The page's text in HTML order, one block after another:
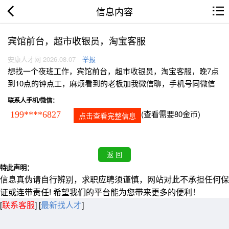
信息内容
宾馆前台，超市收银员，淘宝客服
安康人才网 2026.08.07 举报
想找一个夜班工作，宾馆前台，超市收银员，淘宝客服，晚7点
到10点的钟点工，麻烦看到的老板加我微信聊，手机号同微信
联系人手机/微信：
199****6827 点击查看完整信息 (查看需要80金币)
特此声明：
信息真伪请自行辨别，求职应聘须谨慎，网站对此不承担任何保
证或连带责任! 希望我们的平台能为您带来更多的便利！
[联系客服] [最新找人才]